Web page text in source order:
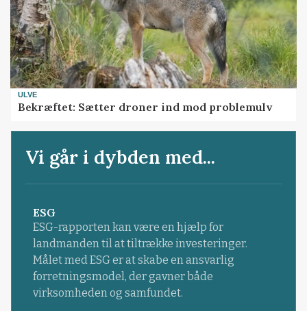
ULVE
Bekræftet: Sætter droner ind mod problemulv
Vi går i dybden med...
ESG
ESG-rapporten kan være en hjælp for
landmanden til at tiltrække investeringer.
Målet med ESG er at skabe en ansvarlig
forretningsmodel, der gavner både
virksomheden og samfundet.